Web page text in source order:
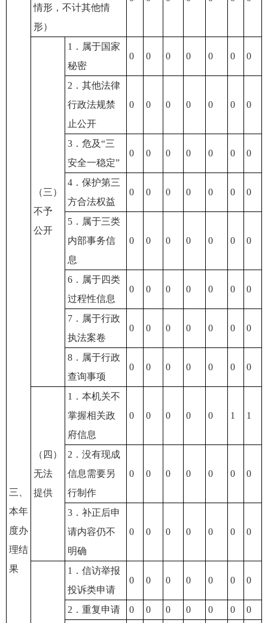
三、
本年
度办
理结
果
情形，不计其他情
形）
（三）
不予
公开
1．属于国家
秘密
0 0 0 0 0 0 0
2．其他法律
行政法规禁
止公开
0 0 0 0 0 0 0
3．危及“三
安全一稳定”
0 0 0 0 0 0 0
4．保护第三
方合法权益
0 0 0 0 0 0 0
5．属于三类
内部事务信
息
0 0 0 0 0 0 0
6．属于四类
过程性信息
0 0 0 0 0 0 0
7．属于行政
执法案卷
0 0 0 0 0 0 0
8．属于行政
查询事项
0 0 0 0 0 0 0
（四）
无法
提供
1．本机关不
掌握相关政
府信息
0 0 0 0 0 1 1
2．没有现成
信息需要另
行制作
0 0 0 0 0 0 0
3．补正后申
请内容仍不
明确
0 0 0 0 0 0 0
1．信访举报
投诉类申请
0 0 0 0 0 0 0
2．重复申请 0 0 0 0 0 0
0